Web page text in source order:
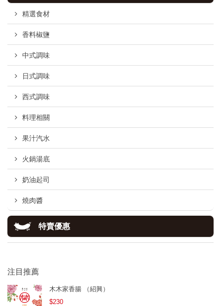
精選食材
香料椒鹽
中式調味
日式調味
西式調味
料理相關
果汁汽水
火鍋湯底
奶油起司
燒肉醬
特賣優惠
注目推薦
木木家香腸 （紹興）
$230